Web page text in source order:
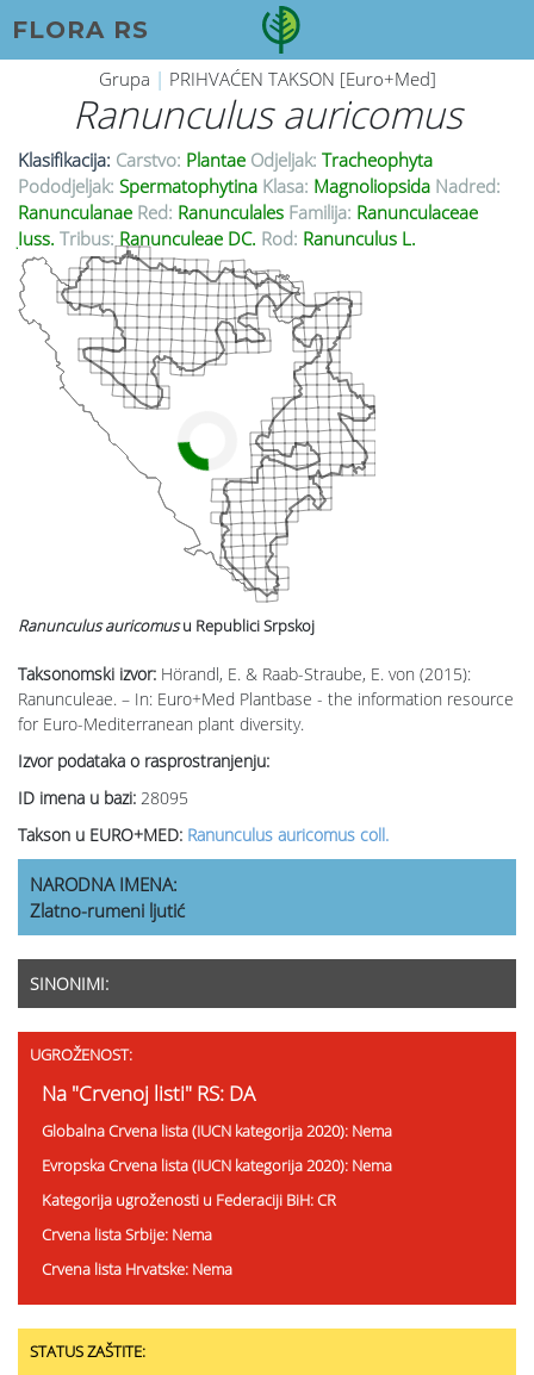
FLORA RS
Grupa | PRIHVAĆEN TAKSON [Euro+Med]
Ranunculus auricomus
Klasifikacija: Carstvo: Plantae Odjeljak: Tracheophyta
Pododjeljak: Spermatophytina Klasa: Magnoliopsida Nadred:
Ranunculanae Red: Ranunculales Familija: Ranunculaceae
Juss. Tribus: Ranunculeae DC. Rod: Ranunculus L.
Taksonomski izvor: Hörandl, E. & Raab-Straube, E. von (2015):
Ranunculeae. – In: Euro+Med Plantbase - the information resource
for Euro-Mediterranean plant diversity.
Izvor podataka o rasprostranjenju:
ID imena u bazi: 28095
Takson u EURO+MED: Ranunculus auricomus coll.
Ranunculus auricomus u Republici Srpskoj
NARODNA IMENA:
Zlatno-rumeni ljutić
SINONIMI:
UGROŽENOST:
Na "Crvenoj listi" RS: DA
Globalna Crvena lista (IUCN kategorija 2020): Nema
Evropska Crvena lista (IUCN kategorija 2020): Nema
Kategorija ugroženosti u Federaciji BiH: CR
Crvena lista Srbije: Nema
Crvena lista Hrvatske: Nema
STATUS ZAŠTITE: